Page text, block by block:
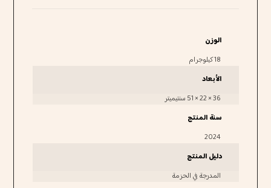
الوزن
18 كيلوجرام
الأبعاد
36 × 22 × 51 سنتيميتر
سنة المنتج
2024
دليل المنتج
المدرجة في الحزمة